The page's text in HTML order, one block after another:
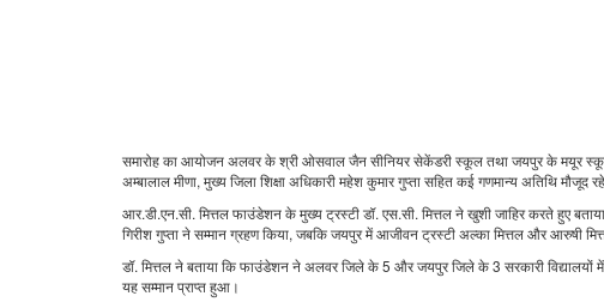
समारोह का आयोजन अलवर के श्री ओसवाल जैन सीनियर सेकेंडरी स्कूल तथा जयपुर के मयूर स्कूल,
अम्बालाल मीणा, मुख्य जिला शिक्षा अधिकारी महेश कुमार गुप्ता सहित कई गणमान्य अतिथि मौजूद
आर.डी.एन.सी. मित्तल फाउंडेशन के मुख्य ट्रस्टी डॉ. एस.सी. मित्तल ने खुशी जाहिर करते हुए
गिरीश गुप्ता ने सम्मान ग्रहण किया, जबकि जयपुर में आजीवन ट्रस्टी अल्का मित्तल और आरुषी
डॉ. मित्तल ने बताया कि फाउंडेशन ने अलवर जिले के 5 और जयपुर जिले के 3 सरकारी विद्यालयों में
यह सम्मान प्राप्त हुआ।